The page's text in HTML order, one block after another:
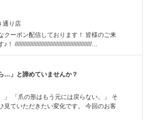
通り店
クーポン配信しております！ 皆様のご来
！ //////////////////////////////////////////////////…
…」と諦めていませんか？
」 「爪の形はもう元には戻らない。」 そ
見ていただきたい変化です。 今回のお客